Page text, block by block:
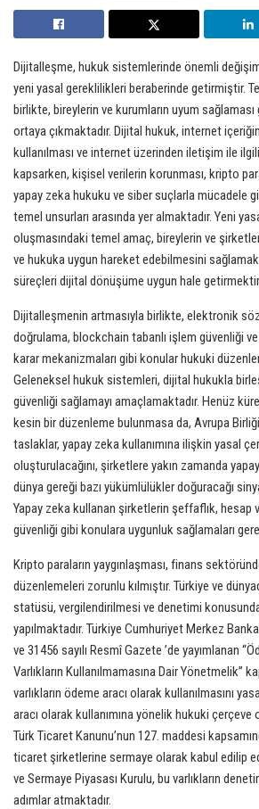
Dijitalleşme, hukuk sistemlerinde önemli
yeni yasal gereklilikleri beraberinde getirmiştir.
birlikte, bireylerin ve kurumların uyum
ortaya çıkmaktadır. Dijital hukuk, internet
kullanılması ve internet üzerinden iletişim ile
kapsarken, kişisel verilerin korunması, kripto
yapay zeka hukuku ve siber suçlarla mücadele
temel unsurları arasında yer almaktadır. Yeni
oluşmasındaki temel amaç, bireylerin ve
ve hukuka uygun hareket edebilmesini
süreçleri dijital dönüşüme uygun hale
Dijitalleşmenin artmasıyla birlikte, elektronik
doğrulama, blockchain tabanlı işlem güvenliği
karar mekanizmaları gibi konular hukuki
Geleneksel hukuk sistemleri, dijital hukukla
güvenliği sağlamayı amaçlamaktadır. Henüz
kesin bir düzenleme bulunmasa da, Avrupa
taslaklar, yapay zeka kullanımına ilişkin yasal
oluşturulacağını, şirketlere yakın zamanda
dünya gereği bazı yükümlülükler doğuracağı
Yapay zeka kullanan şirketlerin şeffaflık, hesap
güvenliği gibi konulara uygunluk sağlamaları
Kripto paraların yaygınlaşması, finans
düzenlemeleri zorunlu kılmıştır. Türkiye ve
statüsü, vergilendirilmesi ve denetimi
yapılmaktadır. Türkiye Cumhuriyet Merkez
ve 31456 sayılı Resmî Gazete ’de yayımlanan
Varlıkların Kullanılmamasına Dair Yönetmelik”
varlıkların ödeme aracı olarak kullanılmasını
aracı olarak kullanımına yönelik hukuki çerçeve
Türk Ticaret Kanunu’nun 127. maddesi
ticaret şirketlerine sermaye olarak kabul edilip
ve Sermaye Piyasası Kurulu, bu varlıkların
adımlar atmaktadır.